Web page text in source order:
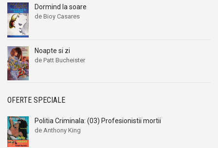
Dormind la soare
de Bioy Casares
Noapte si zi
de Patt Bucheister
OFERTE SPECIALE
Politia Criminala: (03) Profesionistii mortii
de Anthony King